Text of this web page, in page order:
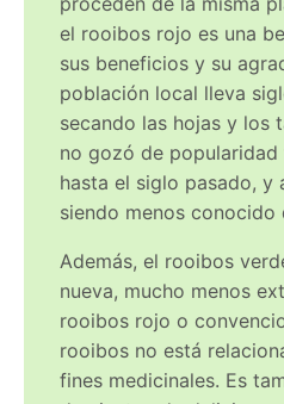
el rooibos rojo es una
sus beneficios y su
población local lleva
secando las hojas y los
no gozó de popularidad
hasta el siglo pasado, y
siendo menos conocido
Además, el rooibos
nueva, mucho menos
rooibos rojo o
rooibos no está
fines medicinales. Es